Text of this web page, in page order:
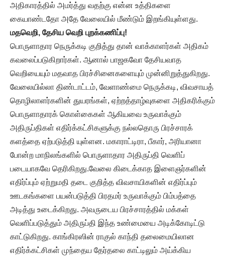
அதிகாரத்தில் அமர்த்து வதற்கு என்ன உத்திகளை
கையாண்டதோ அதே வேலையில் மீண்டும் இறங்கியுள்ளது.
மதவெறி, தேசிய வெறி புறக்கணிப்பு!
பொருளாதார நெருக்கடி குறித்து தான் வாக்காளர்கள் அதிகம்
கவலைப்படுகிறார்கள். ஆனால் பாஜகவோ தேசியவாத
வெறியையும் மதவாத பிரச்சினைகளையும் முன்னிறுத்துகிறது.
வேலையில்லா திண்டாட்டம், வேளாண்மை நெருக்கடி, விவசாயத்
தொழிலாளர்களின் துயரங்கள், ஏற்றத்தாழ்வுகளை அதிகரிக்கும்
பொருளாதாரக் கொள்கைகள் ஆகியவை உருவாக்கும்
அதிருப்திகள் எதிர்க்கட்சிகளுக்கு நல்லதொரு பிரச்சாரக்
களத்தை ஏற்படுத்தி யுள்ளன. மகாராட்டிரா, பீகார், அரியானா
போன்ற மாநிலங்களில் பொருளாதார அதிருப்தி வெளிப்
படையாகவே தெரிகிறது.வேலை கிடைக்காத இளைஞர்களின்
எதிர்ப்பும் ஏற்றுமதி தடை குறித்த விவசாயிகளின் எதிர்ப்பும்
ஊடகங்களை பயன்படுத்தி பிரதமர் உருவாக்கும் பிம்பத்தை
அடித்து உடைக்கிறது. அவருடைய பிரச்சாரத்தில் மக்கள்
வெளிப்படுத்தும் அதிருப்தி இந்த உண்மையை அடிக்கோடிட்டு
காட்டுகிறது. காங்கிரஸின் ராகுல் காந்தி தலைமையிலான
எதிர்க்கட்சிகள் முந்தைய தேர்தலை காட்டிலும் அய்க்கிய